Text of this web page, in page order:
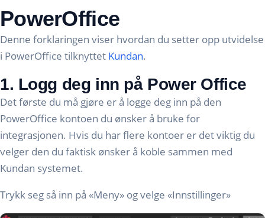
PowerOffice
Denne forklaringen viser hvordan du setter opp utvidelse
i PowerOffice tilknyttet Kundan.
1. Logg deg inn på Power Office
Det første du må gjøre er å logge deg inn på den
PowerOffice kontoen du ønsker å bruke for
integrasjonen. Hvis du har flere kontoer er det viktig du
velger den du faktisk ønsker å koble sammen med
Kundan systemet.
Trykk seg så inn på «Meny» og velge «Innstillinger»